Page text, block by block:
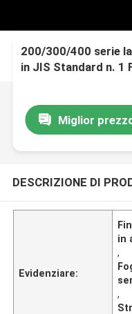
200/300/400 serie
in JIS Standard n. 1
Miglior
DESCRIZIONE DI
Evidenziare:
in
,
,